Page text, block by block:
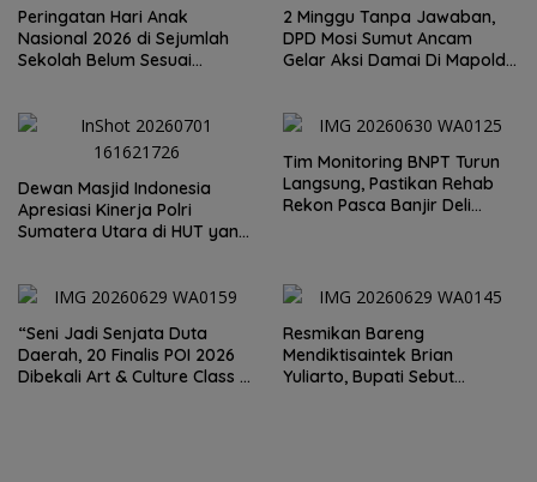
Peringatan Hari Anak
Nasional 2026 di Sejumlah
Sekolah Belum Sesuai
2 Minggu Tanpa Jawaban,
DPD Mosi Sumut Ancam
Gelar Aksi Damai Di Mapolda
Sumut Irjen Whisnu
Dewan Masjid Indonesia
Apresiasi Kinerja Polri
Sumatera Utara di HUT yang
Tim Monitoring BNPT Turun
Langsung, Pastikan Rehab
Rekon Pasca Banjir Deli
“Seni Jadi Senjata Duta
Daerah, 20 Finalis POI 2026
Dibekali Art & Culture Class di
Resmikan Bareng
Mendiktisaintek Brian
Yuliarto, Bupati Sebut